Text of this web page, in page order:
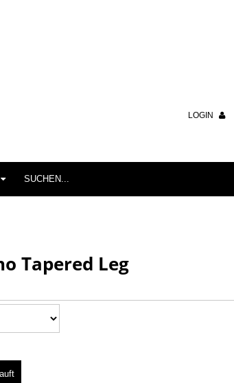
LOGIN
Tapered Leg